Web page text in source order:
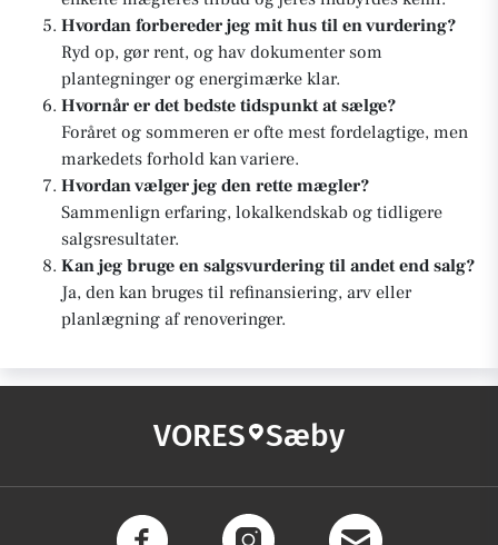
Hvordan forbereder jeg mit hus til en vurdering?
Ryd op, gør rent, og hav dokumenter som
plantegninger og energimærke klar.
Hvornår er det bedste tidspunkt at sælge?
Foråret og sommeren er ofte mest fordelagtige, men
markedets forhold kan variere.
Hvordan vælger jeg den rette mægler?
Sammenlign erfaring, lokalkendskab og tidligere
salgsresultater.
Kan jeg bruge en salgsvurdering til andet end salg?
Ja, den kan bruges til refinansiering, arv eller
planlægning af renoveringer.
VORES Sæby